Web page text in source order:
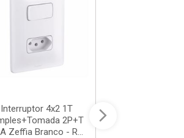
Interruptor 4x2 1T
2P+T
Zeffia Branco - R...